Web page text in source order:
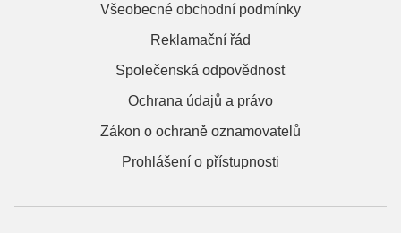
Všeobecné obchodní podmínky
Reklamační řád
Společenská odpovědnost
Ochrana údajů a právo
Zákon o ochraně oznamovatelů
Prohlášení o přístupnosti